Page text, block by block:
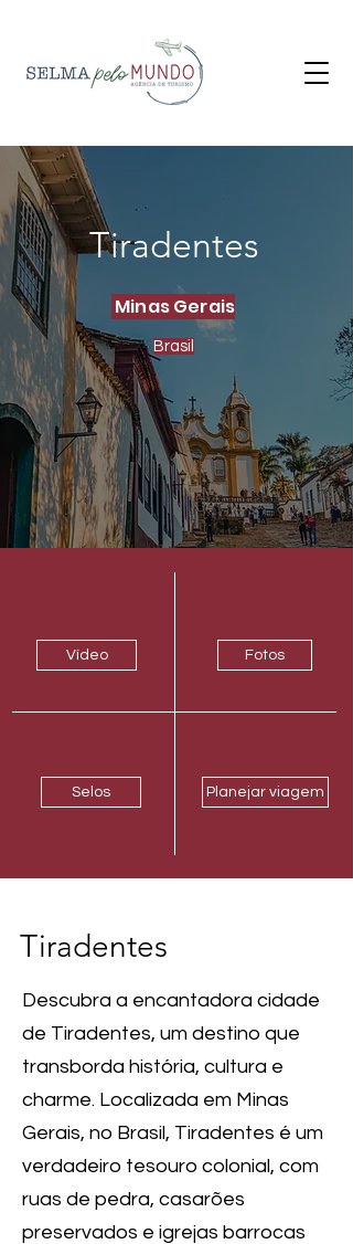
Tiradentes
Minas Gerais
Brasil
Vídeo Fotos
Selos Planejar viagem
Tiradentes
Descubra a encantadora cidade
de Tiradentes, um destino que
transborda história, cultura e
charme. Localizada em Minas
Gerais, no Brasil, Tiradentes é um
verdadeiro tesouro colonial, com
ruas de pedra, casarões
preservados e igrejas barrocas